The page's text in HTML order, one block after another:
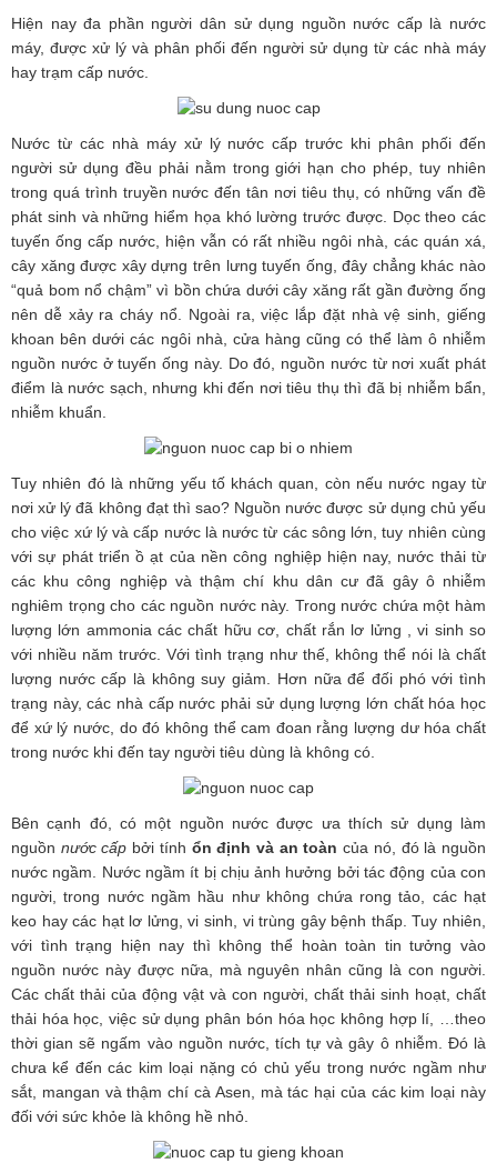
Hiện nay đa phần người dân sử dụng nguồn nước cấp là nước
máy, được xử lý và phân phối đến người sử dụng từ các nhà máy
hay trạm cấp nước.
Nước từ các nhà máy xử lý nước cấp trước khi phân phối đến
người sử dụng đều phải nằm trong giới hạn cho phép, tuy nhiên
trong quá trình truyền nước đến tân nơi tiêu thụ, có những vấn đề
phát sinh và những hiểm họa khó lường trước được. Dọc theo các
tuyến ống cấp nước, hiện vẫn có rất nhiều ngôi nhà, các quán xá,
cây xăng được xây dựng trên lưng tuyến ống, đây chẳng khác nào
“quả bom nổ chậm” vì bồn chứa dưới cây xăng rất gần đường ống
nên dễ xảy ra cháy nổ. Ngoài ra, việc lắp đặt nhà vệ sinh, giếng
khoan bên dưới các ngôi nhà, cửa hàng cũng có thể làm ô nhiễm
nguồn nước ở tuyến ống này. Do đó, nguồn nước từ nơi xuất phát
điểm là nước sạch, nhưng khi đến nơi tiêu thụ thì đã bị nhiễm bẩn,
nhiễm khuẩn.
Tuy nhiên đó là những yếu tố khách quan, còn nếu nước ngay từ
nơi xử lý đã không đạt thì sao? Nguồn nước được sử dụng chủ yếu
cho việc xứ lý và cấp nước là nước từ các sông lớn, tuy nhiên cùng
với sự phát triển ồ ạt của nền công nghiệp hiện nay, nước thải từ
các khu công nghiệp và thậm chí khu dân cư đã gây ô nhiễm
nghiêm trọng cho các nguồn nước này. Trong nước chứa một hàm
lượng lớn ammonia các chất hữu cơ, chất rắn lơ lửng , vi sinh so
với nhiều năm trước. Với tình trạng như thế, không thể nói là chất
lượng nước cấp là không suy giảm. Hơn nữa để đối phó với tình
trạng này, các nhà cấp nước phải sử dụng lượng lớn chất hóa học
để xứ lý nước, do đó không thể cam đoan rằng lượng dư hóa chất
trong nước khi đến tay người tiêu dùng là không có.
Bên cạnh đó, có một nguồn nước được ưa thích sử dụng làm
nguồn nước cấp bởi tính ổn định và an toàn của nó, đó là nguồn
nước ngầm. Nước ngầm ít bị chịu ảnh hưởng bởi tác động của con
người, trong nước ngầm hầu như không chứa rong tảo, các hạt
keo hay các hạt lơ lửng, vi sinh, vi trùng gây bệnh thấp. Tuy nhiên,
với tình trạng hiện nay thì không thể hoàn toàn tin tưởng vào
nguồn nước này được nữa, mà nguyên nhân cũng là con người.
Các chất thải của động vật và con người, chất thải sinh hoạt, chất
thải hóa học, việc sử dụng phân bón hóa học không hợp lí, …theo
thời gian sẽ ngấm vào nguồn nước, tích tự và gây ô nhiễm. Đó là
chưa kể đến các kim loại nặng có chủ yếu trong nước ngầm như
sắt, mangan và thậm chí cà Asen, mà tác hại của các kim loại này
đối với sức khỏe là không hề nhỏ.